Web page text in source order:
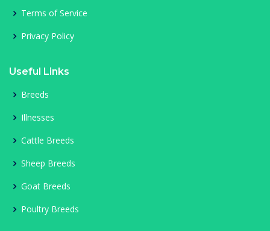
Terms of Service
Privacy Policy
Useful Links
Breeds
Illnesses
Cattle Breeds
Sheep Breeds
Goat Breeds
Poultry Breeds